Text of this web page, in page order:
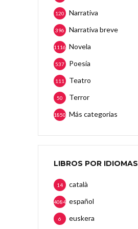
Narrativa
120
Narrativa breve
396
Novela
1116
Poesía
537
Teatro
111
Terror
50
Más categorias
1850
LIBROS POR IDIOMAS
català
14
español
4084
euskera
6